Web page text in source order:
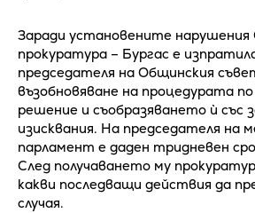
Заради установените нарушения
прокуратура – Бургас е
председателя на Общинския
възобновяване на процедурата
решение и съобразяването ѝ със
изисквания. На председателя на
парламент е даден тридневен
След получаването му
какви последващи действия да
случая.